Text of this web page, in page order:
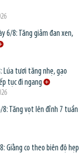
6/8: Tăng giảm đan xen,
Lúa tươi tăng nhẹ, gạo
tục đi ngang
Tăng vọt lên đỉnh 7 tuần
Giằng co theo biên độ hẹp